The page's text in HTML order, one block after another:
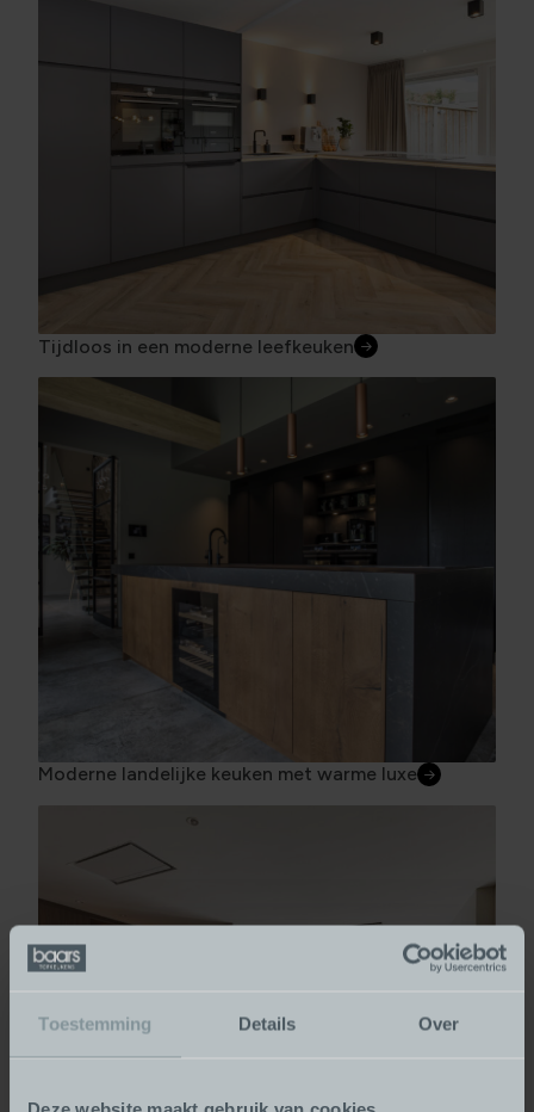
Toestemming Details Over
Tijdloos in een moderne leefkeuken
Moderne landelijke keuken met warme luxe